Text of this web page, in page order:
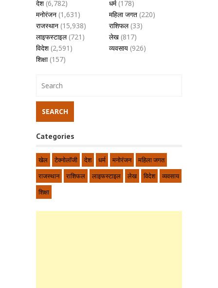
देश(6,782) धर्म(178)
मनोरंजन (1,631) महिला जगत (220)
राजस्थान (15,938) राशिफल(33)
लाइफस्टाइल(721) लेख (817)
विदेश(2,591) व्यवसाय (926)
शिक्षा(157)
Categories
खेल टेक्नोलॉजी देश धर्म मनोरंजन
महिला जगत
राजस्थान
राशिफल लाइफस्टाइल लेख विदेश
व्यवसाय
शिक्षा